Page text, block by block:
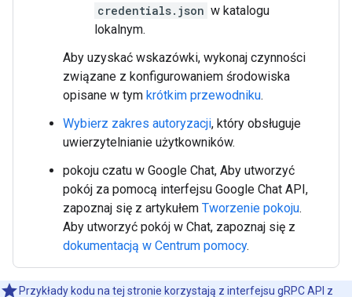
credentials.json w katalogu
lokalnym.
Aby uzyskać wskazówki, wykonaj czynności
związane z konfigurowaniem środowiska
opisane w tym krótkim przewodniku.
Wybierz zakres autoryzacji, który obsługuje
uwierzytelnianie użytkowników.
pokoju czatu w Google Chat, Aby utworzyć
pokój za pomocą interfejsu Google Chat API,
zapoznaj się z artykułem Tworzenie pokoju.
Aby utworzyć pokój w Chat, zapoznaj się z
dokumentacją w Centrum pomocy.
Przykłady kodu na tej stronie korzystają z interfejsu gRPC API z